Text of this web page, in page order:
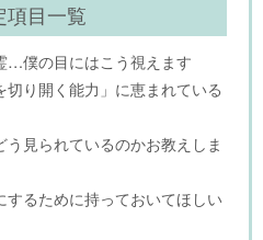
項目一覧
…僕の目にはこう視えます
切り開く能力」に恵まれている
う見られているのかお教えしま
するために持っておいてほしい